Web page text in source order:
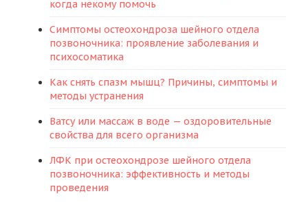
когда некому помочь
Симптомы остеохондроза шейного отдела
позвоночника: проявление заболевания и
психосоматика
Как снять спазм мышц? Причины, симптомы и
методы устранения
Ватсу или массаж в воде — оздоровительные
свойства для всего организма
ЛФК при остеохондрозе шейного отдела
позвоночника: эффективность и методы
проведения